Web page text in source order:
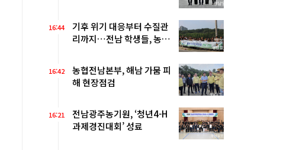
16:44
기후 위기 대응부터 수질관
리까지…전남 학생들, 농어
16:42
농협전남본부, 해남 가뭄 피
해 현장점검
16:21
전남광주농기원, ‘청년4-H
과제경진대회’ 성료